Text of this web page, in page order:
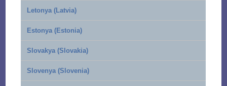
Letonya (Latvia)
Estonya (Estonia)
Slovakya (Slovakia)
Slovenya (Slovenia)